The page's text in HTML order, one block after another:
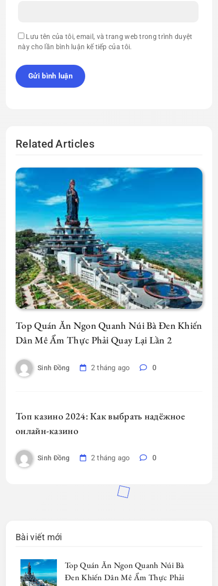
Lưu tên của tôi, email, và trang web trong trình duyệt
này cho lần bình luận kế tiếp của tôi.
Related Articles
Top Quán Ăn Ngon Quanh Núi Bà Đen Khiến
Dân Mê Ẩm Thực Phải Quay Lại Lần 2
Sinh Đồng 2 tháng ago 0
Топ казино 2024: Как выбрать надёжное
онлайн-казино
Sinh Đồng 2 tháng ago 0
Bài viết mới
Top Quán Ăn Ngon Quanh Núi Bà
Đen Khiến Dân Mê Ẩm Thực Phải